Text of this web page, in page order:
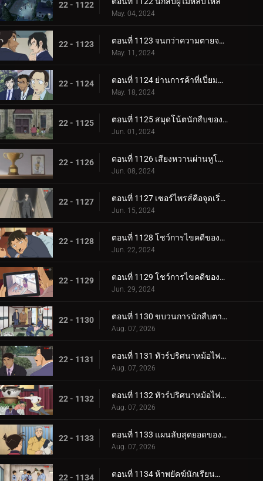
22 - 1122
May. 04, 2024
22 - 1123 ตอนที่ 1123 จนกว่าความตายจะพรากจากเราสอง
May. 11, 2024
22 - 1124 ตอนที่ 1124 ย่านการค้าที่เปี่ยมด้วยรัก
May. 18, 2024
22 - 1125 ตอนที่ 1125 สมุดโน้ตนักสืบของสึบุรายะ มิตสึฮิโกะ
Jun. 01, 2024
22 - 1126 ตอนที่ 1126 เสียงหวานผ่านหูโทรศัพท์
Jun. 08, 2024
22 - 1127 ตอนที่ 1127 เซอร์ไพรส์คือจุดเริ่มต้นของโศกนาฏกรรม
Jun. 15, 2024
22 - 1128 ตอนที่ 1128 โชว์การไขคดีของคุโด้ ยูซากุ (ภาคแรก)
Jun. 22, 2024
22 - 1129 ตอนที่ 1129 โชว์การไขคดีของคุโด้ ยูซากุ (ภาคจบ)
Jun. 29, 2024
22 - 1130 ตอนที่ 1130 ขบวนการนักสืบตามล่าโจรวิ่งราว
Aug. 07, 2026
22 - 1131 ตอนที่ 1131 ทัวร์ปริศนาหม้อไฟเท็ตจิริ (ภาคท่าเรือโมจิ-โคคุระ)
Aug. 07, 2026
22 - 1132 ตอนที่ 1132 ทัวร์ปริศนาหม้อไฟเท็ตจิริ (ภาคชิโมโนเซกิ)
Aug. 07, 2026
22 - 1133 ตอนที่ 1133 แผนลับสุดยอดของประธานผู้มีเสน่ห์
Aug. 07, 2026
22 - 1134 ตอนที่ 1134 ห้าพยัคฆ์นักเรียนตำรวจ Wild Police Story CASE.ฟุรุยะ เรย์